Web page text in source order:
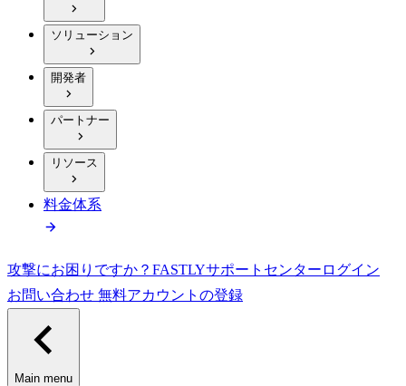
ソリューション
開発者
パートナー
リソース
料金体系
攻撃にお困りですか？ FASTLYサポートセンター ログイン
お問い合わせ 無料アカウントの登録
Main menu